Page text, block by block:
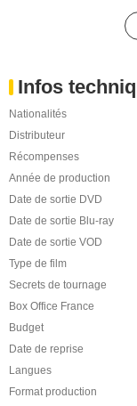
Infos
Nationalités
Distributeur
Récompenses
Année de production
Date de sortie DVD
Date de sortie Blu-ray
Date de sortie VOD
Type de film
Secrets de tournage
Box Office France
Budget
Date de reprise
Langues
Format production